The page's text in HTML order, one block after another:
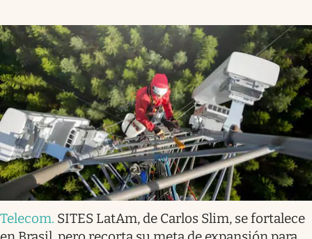
Telecom. SITES LatAm, de Carlos Slim, se fortalece